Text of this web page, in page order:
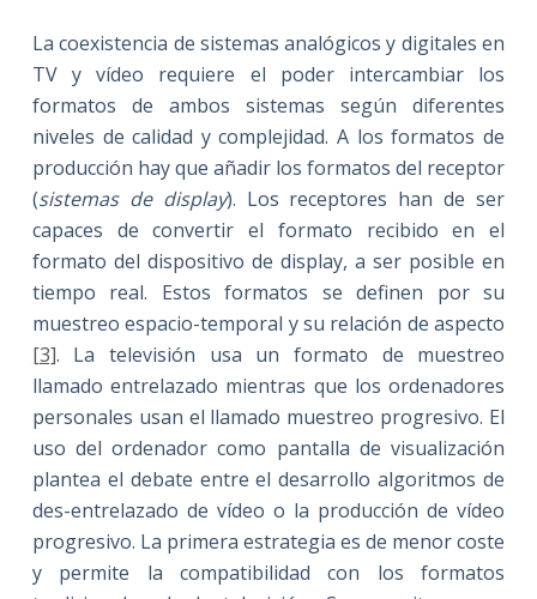
La coexistencia de sistemas analógicos y digitales en
TV y vídeo requiere el poder intercambiar los
formatos de ambos sistemas según diferentes
niveles de calidad y complejidad. A los formatos de
producción hay que añadir los formatos del receptor
(sistemas de display). Los receptores han de ser
capaces de convertir el formato recibido en el
formato del dispositivo de display, a ser posible en
tiempo real. Estos formatos se definen por su
muestreo espacio-temporal y su relación de aspecto
[3]. La televisión usa un formato de muestreo
llamado entrelazado mientras que los ordenadores
personales usan el llamado muestreo progresivo. El
uso del ordenador como pantalla de visualización
plantea el debate entre el desarrollo algoritmos de
des-entrelazado de vídeo o la producción de vídeo
progresivo. La primera estrategia es de menor coste
y permite la compatibilidad con los formatos